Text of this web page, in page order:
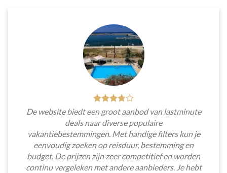
De website biedt een groot aanbod van lastminute
deals naar diverse populaire
vakantiebestemmingen. Met handige filters kun je
eenvoudig zoeken op reisduur, bestemming en
budget. De prijzen zijn zeer competitief en worden
continu vergeleken met andere aanbieders. Je hebt